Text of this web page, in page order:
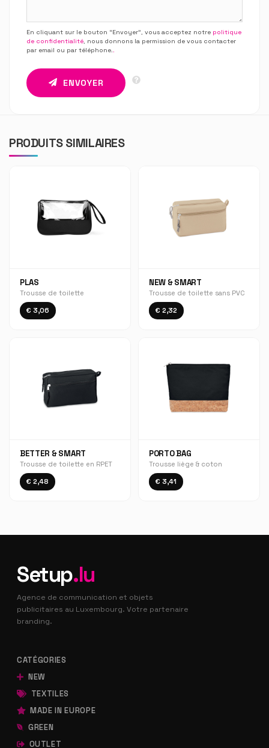
En cliquant sur le bouton “Envoyer”, vous acceptez notre politique
de confidentialité, nous donnons la permission de vous contacter
par email ou par téléphone..
ENVOYER
PRODUITS SIMILAIRES
PLAS
Trousse de toilette
€ 3,06
NEW & SMART
Trousse de toilette sans PVC
€ 2,32
BETTER & SMART
Trousse de toilette en RPET
€ 2,48
PORTO BAG
Trousse liège & coton
€ 3,41
Setup.lu
Agence de communication et objets
publicitaires au Luxembourg. Votre partenaire
branding.
CATÉGORIES
NEW
TEXTILES
MADE IN EUROPE
GREEN
OUTLET